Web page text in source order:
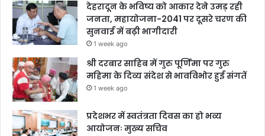
देहरादून के भविष्य को आकार देने उमड़ रही
जनता, महायोजना-2041 पर दूसरे चरण की
सुनवाई में बढ़ी भागीदारी
1 week ago
श्री दरबार साहिब में गुरु पूर्णिमा पर गुरु
महिमा के दिव्य संदेश से भावविभोर हुई संगतें
1 week ago
प्रदेशभर में स्वतंत्रता दिवस का हो भव्य
आयोजनः मुख्य सचिव